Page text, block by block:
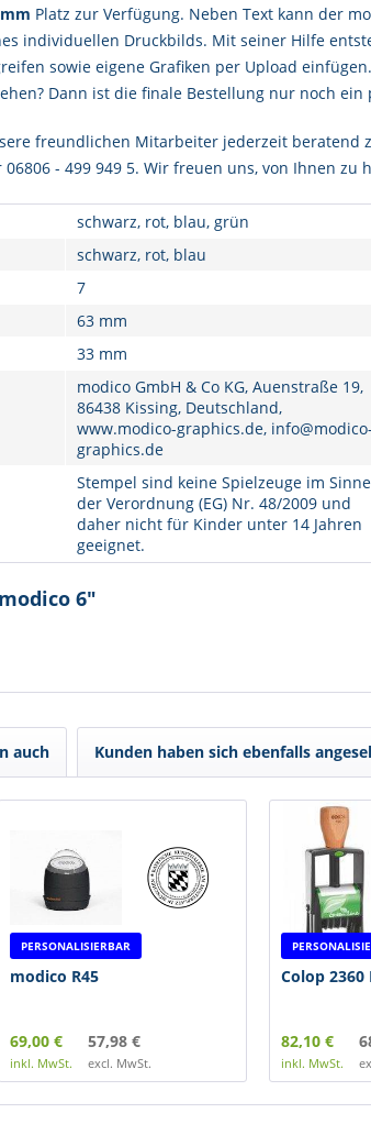
Platz zur Verfügung. Neben Text kann der
individuellen Druckbilds. Mit seiner Hilfe
sowie eigene Grafiken per Upload
Dann ist die finale Bestellung nur noch
freundlichen Mitarbeiter jederzeit beratend
- 499 949 5. Wir freuen uns, von Ihnen zu
schwarz, rot, blau, grün
schwarz, rot, blau
7
63 mm
33 mm
modico GmbH & Co KG, Auenstraße 19,
86438 Kissing, Deutschland,
www.modico-graphics.de, info@modico-
graphics.de
Stempel sind keine Spielzeuge im Sinne
der Verordnung (EG) Nr. 48/2009 und
daher nicht für Kinder unter 14 Jahren
geeignet.
6"
auch Kunden haben sich ebenfalls
PERSONALISIERBAR
modico R45
69,00 €
inkl. MwSt.
57,98 €
excl. MwSt.
Colop 2360
82,10 €
inkl. MwSt.